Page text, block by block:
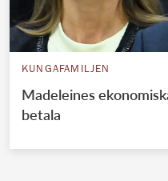
KUNGAFAMILJEN
Madeleines
betala